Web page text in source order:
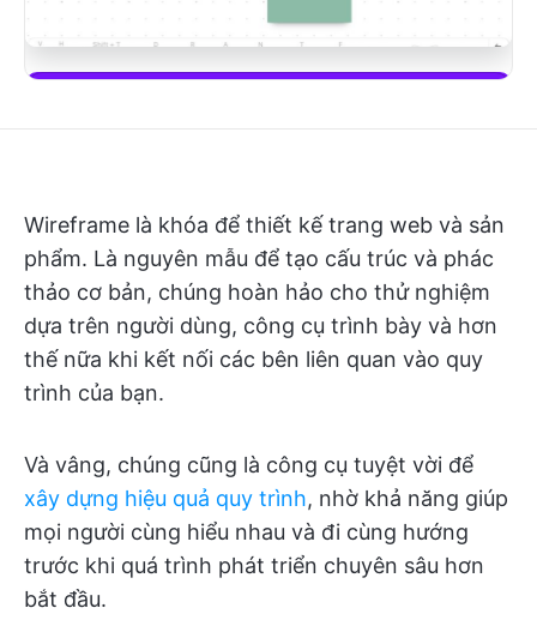
Wireframe là khóa để thiết kế trang web và sản
phẩm. Là nguyên mẫu để tạo cấu trúc và phác
thảo cơ bản, chúng hoàn hảo cho thử nghiệm
dựa trên người dùng, công cụ trình bày và hơn
thế nữa khi kết nối các bên liên quan vào quy
trình của bạn.
Và vâng, chúng cũng là công cụ tuyệt vời để
xây dựng hiệu quả quy trình, nhờ khả năng giúp
mọi người cùng hiểu nhau và đi cùng hướng
trước khi quá trình phát triển chuyên sâu hơn
bắt đầu.